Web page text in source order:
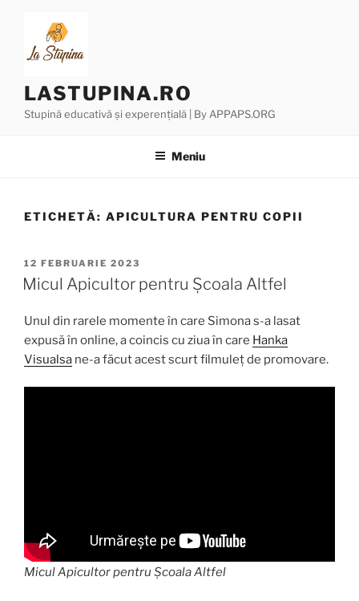
conținut
LASTUPINA.RO
Stupină educativă și experențială | By APPAPS.ORG
Meniu
ETICHETĂ: APICULTURA PENTRU COPII
PUBLICAT
PE
12 FEBRUARIE 2023
Micul Apicultor pentru Școala Altfel
Unul din rarele momente în care Simona s-a lasat
expusă în online, a coincis cu ziua în care Hanka
Visualsa ne-a făcut acest scurt filmuleț de promovare.
Micul Apicultor pentru Școala Altfel